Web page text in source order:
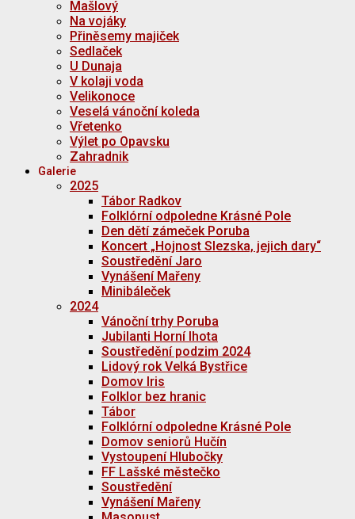
Mašlový
Na vojáky
Přiněsemy majiček
Sedlaček
U Dunaja
V kolaji voda
Velikonoce
Veselá vánoční koleda
Vřetenko
Výlet po Opavsku
Zahradnik
Galerie
2025
Tábor Radkov
Folklórní odpoledne Krásné Pole
Den dětí zámeček Poruba
Koncert „Hojnost Slezska, jejich dary“
Soustředění Jaro
Vynášení Mařeny
Minibáleček
2024
Vánoční trhy Poruba
Jubilanti Horní lhota
Soustředění podzim 2024
Lidový rok Velká Bystřice
Domov Iris
Folklor bez hranic
Tábor
Folklórní odpoledne Krásné Pole
Domov seniorů Hučín
Vystoupení Hlubočky
FF Lašské městečko
Soustředění
Vynášení Mařeny